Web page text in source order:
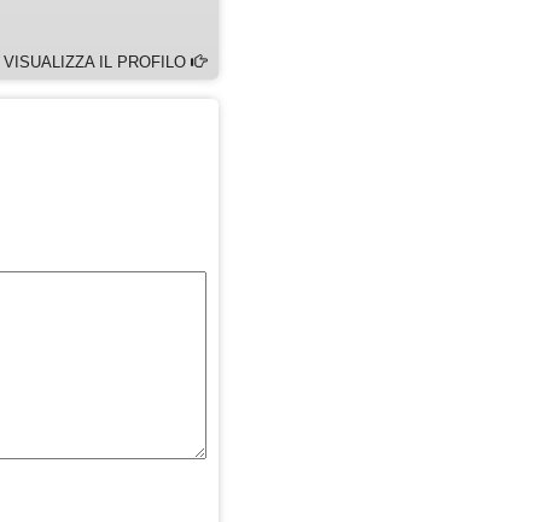
VISUALIZZA IL PROFILO